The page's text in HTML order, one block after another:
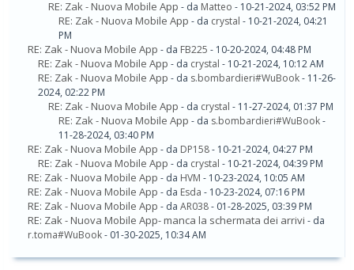
RE: Zak - Nuova Mobile App - da Matteo - 10-21-2024, 03:52 PM
RE: Zak - Nuova Mobile App - da crystal - 10-21-2024, 04:21
PM
RE: Zak - Nuova Mobile App - da FB225 - 10-20-2024, 04:48 PM
RE: Zak - Nuova Mobile App - da crystal - 10-21-2024, 10:12 AM
RE: Zak - Nuova Mobile App - da s.bombardieri#WuBook- 11-26-
2024, 02:22 PM
RE: Zak - Nuova Mobile App - da crystal - 11-27-2024, 01:37 PM
RE: Zak - Nuova Mobile App - da s.bombardieri#WuBook-
11-28-2024, 03:40 PM
RE: Zak - Nuova Mobile App - da DP158- 10-21-2024, 04:27 PM
RE: Zak - Nuova Mobile App - da crystal - 10-21-2024, 04:39 PM
RE: Zak - Nuova Mobile App - da HVM - 10-23-2024, 10:05 AM
RE: Zak - Nuova Mobile App - da Esda - 10-23-2024, 07:16 PM
RE: Zak - Nuova Mobile App - da AR038- 01-28-2025, 03:39 PM
RE: Zak - Nuova Mobile App- manca la schermata dei arrivi - da
r.toma#WuBook- 01-30-2025, 10:34 AM